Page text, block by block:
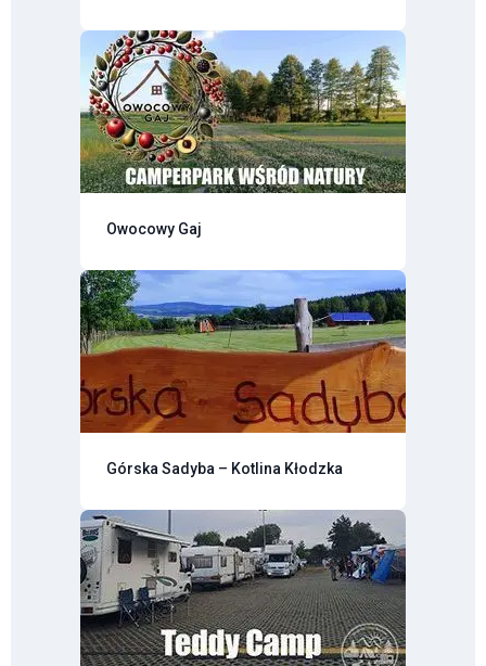
Owocowy Gaj
Górska Sadyba – Kotlina Kłodzka